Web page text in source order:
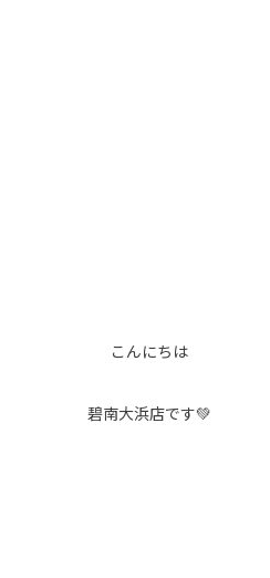
こんにちは
碧南大浜店です💚